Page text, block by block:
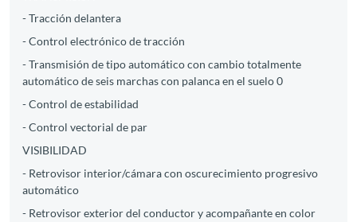
- Tracción delantera
- Control electrónico de tracción
- Transmisión de tipo automático con cambio totalmente
automático de seis marchas con palanca en el suelo 0
- Control de estabilidad
- Control vectorial de par
VISIBILIDAD
- Retrovisor interior/cámara con oscurecimiento progresivo
automático
- Retrovisor exterior del conductor y acompañante en color